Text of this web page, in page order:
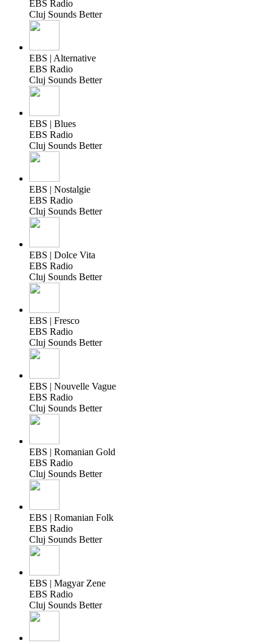
EBS Radio
Cluj Sounds Better
EBS | Alternative
EBS Radio
Cluj Sounds Better
EBS | Blues
EBS Radio
Cluj Sounds Better
EBS | Nostalgie
EBS Radio
Cluj Sounds Better
EBS | Dolce Vita
EBS Radio
Cluj Sounds Better
EBS | Fresco
EBS Radio
Cluj Sounds Better
EBS | Nouvelle Vague
EBS Radio
Cluj Sounds Better
EBS | Romanian Gold
EBS Radio
Cluj Sounds Better
EBS | Romanian Folk
EBS Radio
Cluj Sounds Better
EBS | Magyar Zene
EBS Radio
Cluj Sounds Better